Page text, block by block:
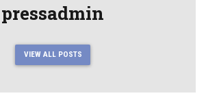
pressadmin
VIEW ALL POSTS